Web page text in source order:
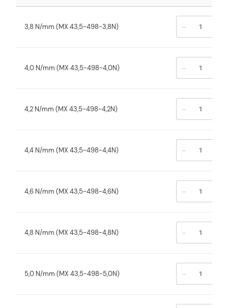
3,8 N/mm (MX 43,5-498-3,8N) -
4,0 N/mm (MX 43,5-498-4,0N) -
4,2 N/mm (MX 43,5-498-4,2N) -
4,4 N/mm (MX 43,5-498-4,4N) -
4,6 N/mm (MX 43,5-498-4,6N) -
4,8 N/mm (MX 43,5-498-4,8N) -
5,0 N/mm (MX 43,5-498-5,0N) -